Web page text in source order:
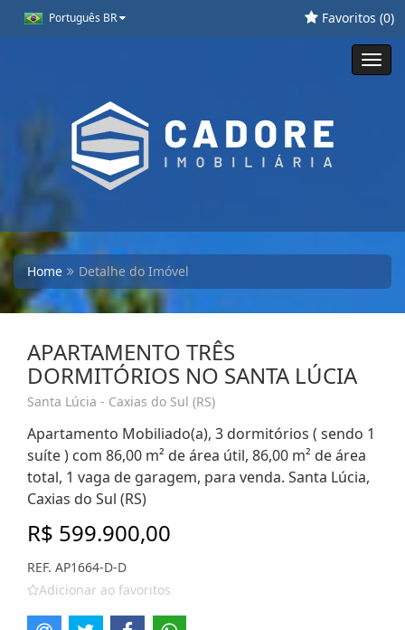
Português BR Favoritos (0)
Home Detalhe do Imóvel
APARTAMENTO TRÊS
DORMITÓRIOS NO SANTA LÚCIA
Santa Lúcia - Caxias do Sul (RS)
Apartamento Mobiliado(a), 3 dormitórios ( sendo 1
suíte ) com 86,00 m² de área útil, 86,00 m² de área
total, 1 vaga de garagem, para venda. Santa Lúcia,
Caxias do Sul (RS)
R$ 599.900,00
REF. AP1664-D-D
Adicionar ao favoritos